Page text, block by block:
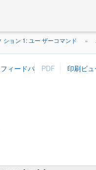
ション 1: ユー ザーコマンド »